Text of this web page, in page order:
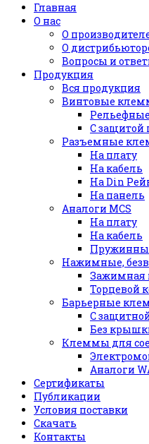
Главная
О нас
О
О
Вопросы и
Продукция
Вся продукция
Винтовые
Рельефные
С защитой
Разъемные
На плату
На кабель
На Din
На панель
Аналоги MCS
На плату
На кабель
Нажимные,
Зажимная
Торцевой
Барьерные
С
Без
Клеммы для
Аналоги
Сертификаты
Публикации
Условия поставки
Скачать
Контакты